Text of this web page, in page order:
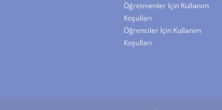
Öğretmenler İçin Kullanım
Koşulları
Öğrenciler İçin Kullanım
Koşulları